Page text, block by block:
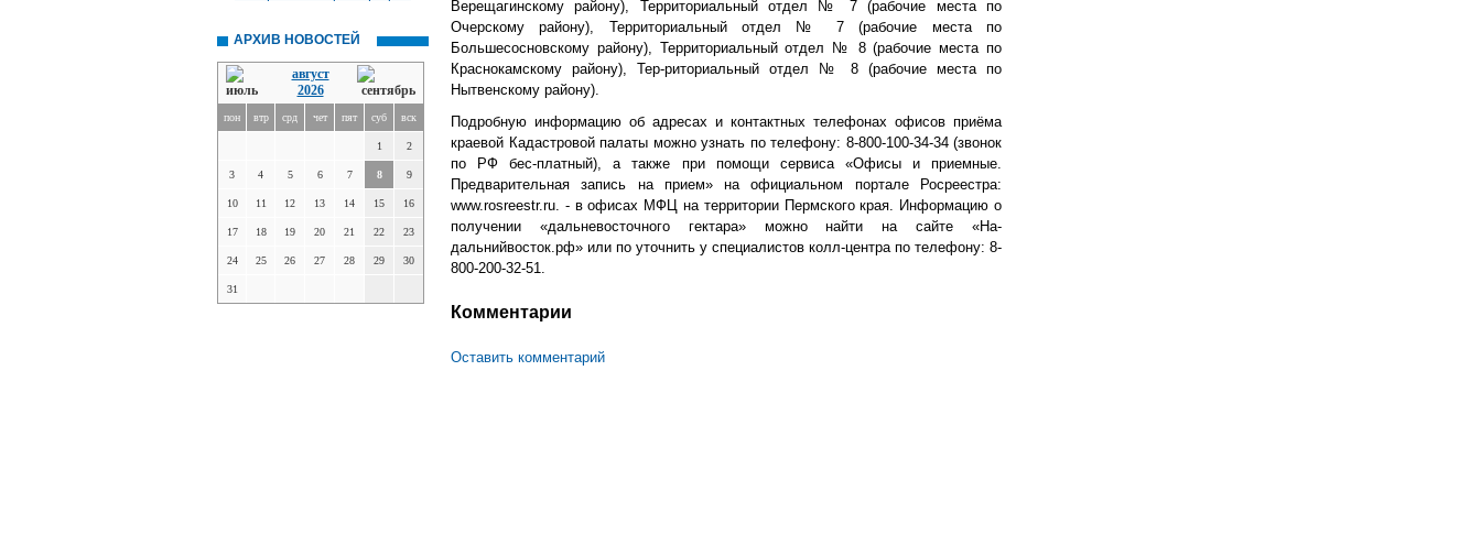
АРХИВ НОВОСТЕЙ
август
2026
пон втр срд чет пят суб вск
1 2
3 4 5 6 7 8 9
10 11 12 13 14 15 16
17 18 19 20 21 22 23
24 25 26 27 28 29 30
31
Верещагинскому району), Территориальный отдел № 7 (рабочие места по
Очерскому району), Территориальный отдел № 7 (рабочие места по
Большесосновскому району), Территориальный отдел № 8 (рабочие места по
Краснокамскому району), Тер-риториальный отдел № 8 (рабочие места по
Нытвенскому району).
Подробную информацию об адресах и контактных телефонах офисов приёма
краевой Кадастровой палаты можно узнать по телефону: 8-800-100-34-34 (звонок
по РФ бес-платный), а также при помощи сервиса «Офисы и приемные.
Предварительная запись на прием» на официальном портале Росреестра:
www.rosreestr.ru. - в офисах МФЦ на территории Пермского края. Информацию о
получении «дальневосточного гектара» можно найти на сайте «На-
дальнийвосток.рф» или по уточнить у специалистов колл-центра по телефону: 8-
800-200-32-51.
Комментарии
Оставить комментарий